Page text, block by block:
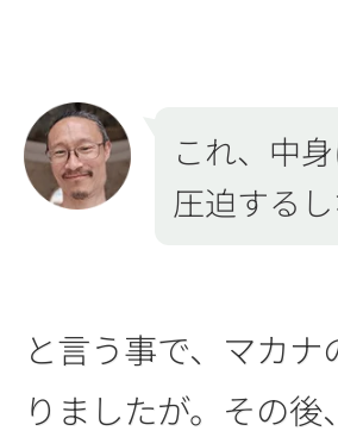
これ、中
圧迫する
と言う事で、マカ
りましたが。その後、